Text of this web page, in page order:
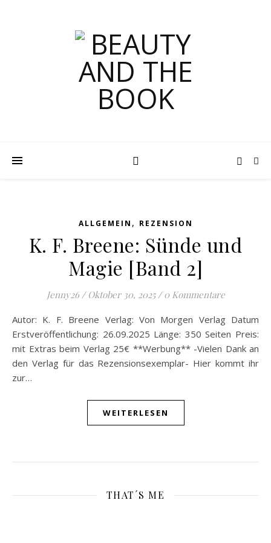
ALLGEMEIN , REZENSION
K. F. Breene: Sünde und
Magie [Band 2]
Jenny26 / Oktober 30, 2025 / 0 Kommentare
Autor: K. F. Breene Verlag: Von Morgen Verlag Datum
Erstveröffentlichung: 26.09.2025 Länge: 350 Seiten Preis:
mit Extras beim Verlag 25€ **Werbung** -Vielen Dank an
den Verlag für das Rezensionsexemplar- Hier kommt ihr
zur…
WEITERLESEN
THAT´S ME